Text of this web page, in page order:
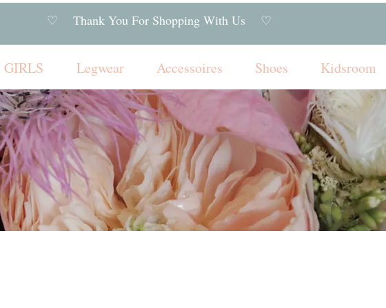
♡ Thank You For Shopping With Us ♡
GIRLS Legwear Accessoires Shoes Kidsroom